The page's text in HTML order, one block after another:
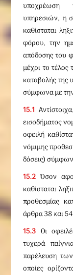
υποχρέωση
υπηρεσιών, η
καθίσταται
φόρου, την
απόδοσης του
μέχρι το
καταβολής της
σύμφωνα με
15.1
εισοδήματος
οφειλή
νόμιμης
δόσεις)
15.2 Όσον
καθίσταται
προθεσμίας
άρθρα 38 και
15.3 Οι
τυχερά
παρέλευση
οποίες